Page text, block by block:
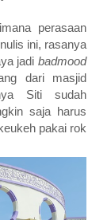
perasaan
ini, rasanya
jadi badmood
dari masjid
Siti sudah
saja harus
pakai rok